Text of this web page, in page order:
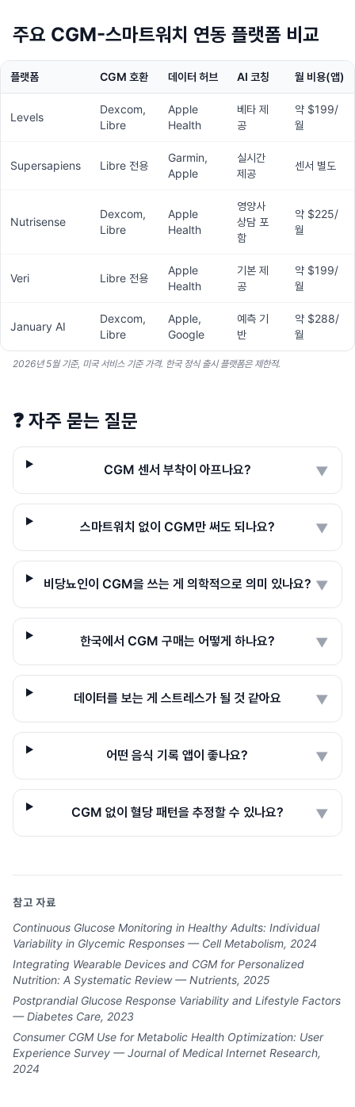
주요 CGM-스마트워치 연동 플랫폼 비교
플랫폼 CGM 호환 데이터 허브 AI 코칭 월 비용(앱)
Levels
Dexcom,
Libre
Apple
Health
베타 제
공
약 $199/
월
Supersapiens Libre 전용
Garmin,
Apple
실시간
제공
센서 별도
Nutrisense
Dexcom,
Libre
Apple
Health
영양사
상담 포
함
약 $225/
월
Veri Libre 전용
Apple
Health
기본 제
공
약 $199/
월
January AI
Dexcom,
Libre
Apple,
Google
예측 기
반
약 $288/
월
2026년 5월 기준, 미국 서비스 기준 가격. 한국 정식 출시 플랫폼은 제한적.
❓ 자주 묻는 질문
CGM 센서 부착이 아프나요? ▼
스마트워치 없이 CGM만 써도 되나요? ▼
비당뇨인이 CGM을 쓰는 게 의학적으로 의미 있나요? ▼
한국에서 CGM 구매는 어떻게 하나요? ▼
데이터를 보는 게 스트레스가 될 것 같아요 ▼
어떤 음식 기록 앱이 좋나요? ▼
CGM 없이 혈당 패턴을 추정할 수 있나요? ▼
참고 자료
Continuous Glucose Monitoring in Healthy Adults: Individual
Variability in Glycemic Responses — Cell Metabolism, 2024
Integrating Wearable Devices and CGM for Personalized
Nutrition: A Systematic Review — Nutrients, 2025
Postprandial Glucose Response Variability and Lifestyle Factors
— Diabetes Care, 2023
Consumer CGM Use for Metabolic Health Optimization: User
Experience Survey — Journal of Medical Internet Research,
2024